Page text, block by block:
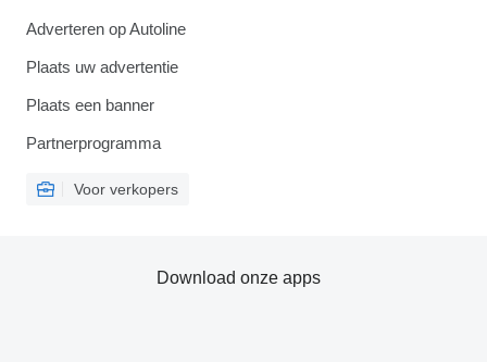
Adverteren op Autoline
Plaats uw advertentie
Plaats een banner
Partnerprogramma
Voor verkopers
Download onze apps